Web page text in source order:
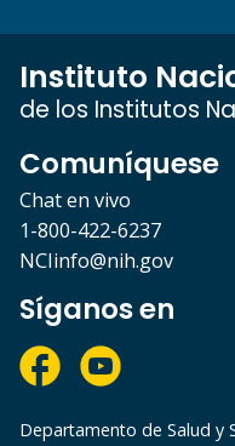
Instituto
de los Institutos
Comuníquese
Chat en vivo
1-800-422-6237
NCIinfo@nih.gov
Síganos en
Departamento de Salud y